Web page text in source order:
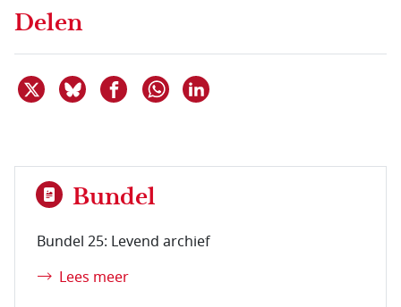
Delen
Deel dit item op X
Deel dit item op Bluesky
Deel dit item op Facebook
Delen via WhatsApp
Bundel
Bundel 25: Levend archief
Lees meer